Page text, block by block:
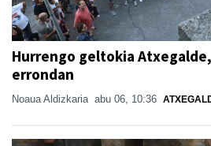
Hurrengo geltokia
errondan
Noaua Aldizkaria abu 06, 10:36